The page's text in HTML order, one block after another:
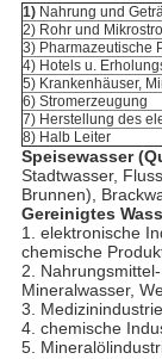
1) Nahrung und
2) Rohr und
3) Pharmazeutische
4) Hotels u.
5) Krankenhäuser,
6) Stromerzeugung
7) Herstellung des
8) Halb Leiter
Speisewasser
Stadtwasser,
Brunnen),
Gereinigtes
1. elektronische
chemische
2.
Mineralwasser,
3.
4. chemische
5.